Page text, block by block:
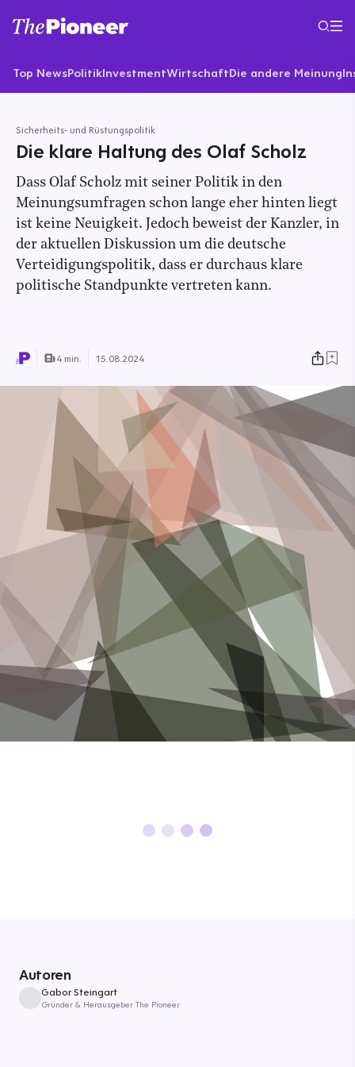
Top NewsPolitikInvestmentWirtschaftDie andere Meinung
Sicherheits- und Rüstungspolitik
Die klare Haltung des Olaf Scholz
Dass Olaf Scholz mit seiner Politik in den
Meinungsumfragen schon lange eher hinten liegt
ist keine Neuigkeit. Jedoch beweist der Kanzler, in
der aktuellen Diskussion um die deutsche
Verteidigungspolitik, dass er durchaus klare
politische Standpunkte vertreten kann.
4 min. 15.08.2024
Autoren
Gabor Steingart
Gründer & Herausgeber The Pioneer